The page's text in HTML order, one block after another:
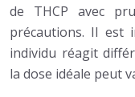
de THCP avec
précautions. Il est
individu réagit
la dose idéale peut